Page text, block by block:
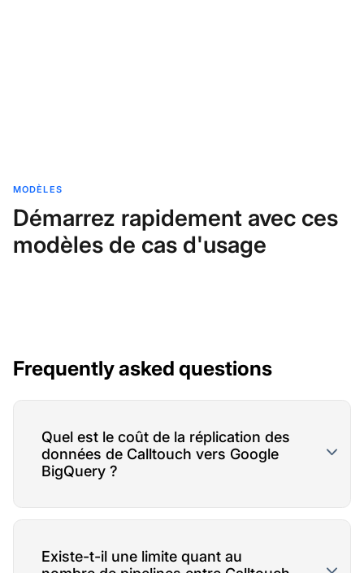
MODÈLES
Démarrez rapidement avec ces
modèles de cas d'usage
Frequently asked questions
Quel est le coût de la réplication des
données de Calltouch vers Google
BigQuery ?
Existe-t-il une limite quant au